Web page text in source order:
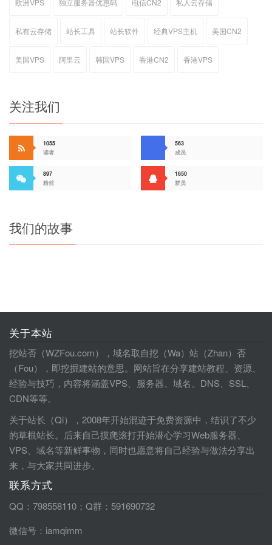
欧洲VPS 独立服务器优惠码 电信CN2 私人云存储
私有云存储 站长工具 站长软件 经典VPS主机 美国CN2
美国VPS 阿里云 韩国VPS 香港CN2 香港VPS
关注我们
1055
读者
563
成员
897
粉丝
1650
群员
我们的故事
关于本站
挖站否（WZFou.com），域名取自挖（Wa）站（Zhan）否
（Fou），即挖掘建站的意思。网站旨在分享建站教程、资源、
经验与技巧，内容将涵盖VPS、服务器、域名、DNS、SSL、
CDN等等。
关于站长（Qi），2008年开始混迹于免费资源中，结识了不少
的草根站长。后来自己摸爬滚打开始潜心学习Web服务器、
VPS、域名等新鲜事物，同时也愿意将自己经验与做法分享出
来，与大家共同进步。
联系方式
QQ：798558110；Q群：591690732
微信号：iamqimm